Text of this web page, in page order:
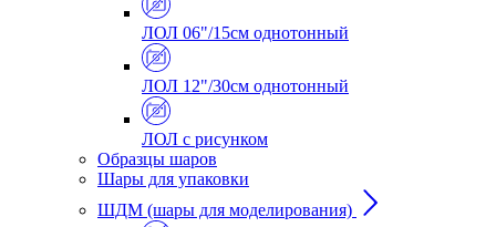
ЛОЛ 06"/15см однотонный
ЛОЛ 12"/30см однотонный
ЛОЛ с рисунком
Образцы шаров
Шары для упаковки
ШДМ (шары для моделирования)